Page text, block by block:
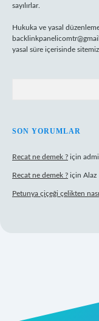
sayılırlar.
Hukuka ve yasal
yasal süre içerisinde
SON YORUMLAR
Recat ne demek ? için
Recat ne demek ? için Alaz
Petunya çiçeği çelikten